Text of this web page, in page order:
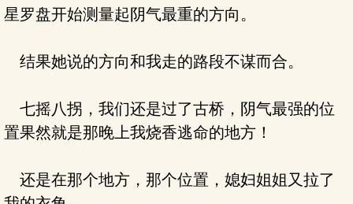
星罗盘开始测量起阴气最重的方向。
结果她说的方向和我走的路段不谋而合。
七摇八拐，我们还是过了古桥，阴气最强的位
置果然就是那晚上我烧香逃命的地方！
还是在那个地方，那个位置，媳妇姐姐又拉了